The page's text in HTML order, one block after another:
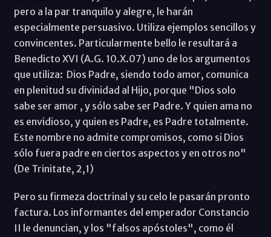
pero a la par tranquilo y alegre, le harán
especialmente persuasivo. Utiliza ejemplos sencillos y
convincentes. Particularmente bello le resultará a
Benedicto XVI (A.G. 10.X.07) uno de los argumentos
que utiliza: Dios Padre, siendo todo amor, comunica
en plenitud su divinidad al Hijo, porque "Dios solo
sabe ser amor , y sólo sabe ser Padre. Y quien ama no
es envidioso, y quien es Padre, es Padre totalmente.
Este nombre no admite compromisos, como si Dios
sólo fuera padre en ciertos aspectos y en otros no"
(De Trinitate, 2,1)
Pero su firmeza doctrinal y su celo le pasarán pronto
factura. Los informantes del emperador Constancio
II le denuncian, y los "falsos apóstoles", como él